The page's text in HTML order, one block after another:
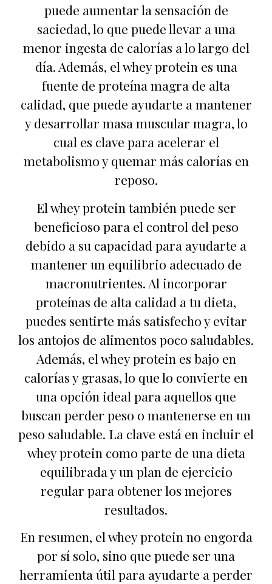
puede aumentar la sensación de
saciedad, lo que puede llevar a una
menor ingesta de calorías a lo largo del
día. Además, el whey protein es una
fuente de proteína magra de alta
calidad, que puede ayudarte a mantener
y desarrollar masa muscular magra, lo
cual es clave para acelerar el
metabolismo y quemar más calorías en
reposo.
El whey protein también puede ser
beneficioso para el control del peso
debido a su capacidad para ayudarte a
mantener un equilibrio adecuado de
macronutrientes. Al incorporar
proteínas de alta calidad a tu dieta,
puedes sentirte más satisfecho y evitar
los antojos de alimentos poco saludables.
Además, el whey protein es bajo en
calorías y grasas, lo que lo convierte en
una opción ideal para aquellos que
buscan perder peso o mantenerse en un
peso saludable. La clave está en incluir el
whey protein como parte de una dieta
equilibrada y un plan de ejercicio
regular para obtener los mejores
resultados.
En resumen, el whey protein no engorda
por sí solo, sino que puede ser una
herramienta útil para ayudarte a perder